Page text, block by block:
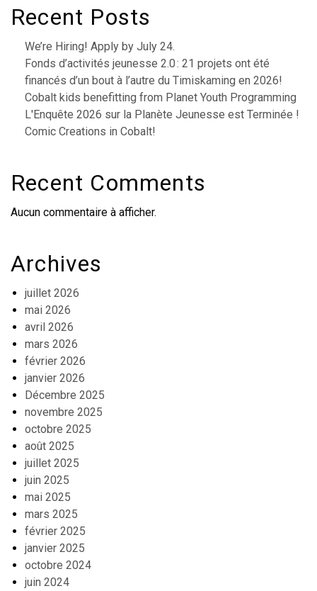
Recent Posts
We’re Hiring! Apply by July 24.
Fonds d’activités jeunesse 2.0 : 21 projets ont été
financés d’un bout à l’autre du Timiskaming en 2026!
Cobalt kids benefitting from Planet Youth Programming
L'Enquête 2026 sur la Planète Jeunesse est Terminée !
Comic Creations in Cobalt!
Recent Comments
Aucun commentaire à afficher.
Archives
juillet 2026
mai 2026
avril 2026
mars 2026
février 2026
janvier 2026
Décembre 2025
novembre 2025
octobre 2025
août 2025
juillet 2025
juin 2025
mai 2025
mars 2025
février 2025
janvier 2025
octobre 2024
juin 2024